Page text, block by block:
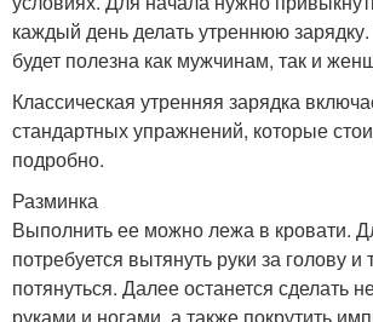
каждый день делать утреннюю
будет полезна как мужчинам, так и
Классическая утренняя зарядка
стандартных упражнений, которые
подробно.
Разминка
Выполнить ее можно лежа в кровати.
потребуется вытянуть руки за голову и
потянуться. Далее останется сделать